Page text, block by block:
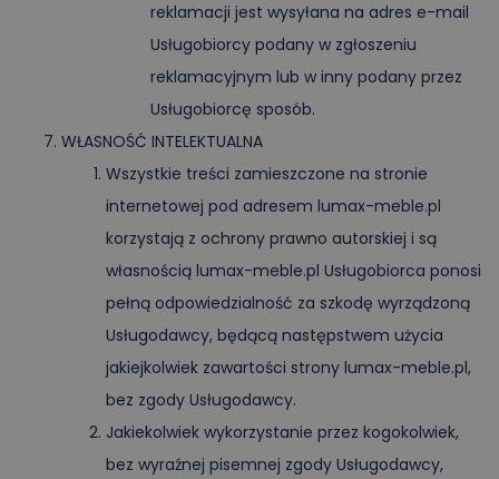
reklamacji jest wysyłana na adres e-mail
Usługobiorcy podany w zgłoszeniu
reklamacyjnym lub w inny podany przez
Usługobiorcę sposób.
WŁASNOŚĆ INTELEKTUALNA
Wszystkie treści zamieszczone na stronie
internetowej pod adresem lumax-meble.pl
korzystają z ochrony prawno autorskiej i są
własnością lumax-meble.pl Usługobiorca ponosi
pełną odpowiedzialność za szkodę wyrządzoną
Usługodawcy, będącą następstwem użycia
jakiejkolwiek zawartości strony lumax-meble.pl,
bez zgody Usługodawcy.
Jakiekolwiek wykorzystanie przez kogokolwiek,
bez wyraźnej pisemnej zgody Usługodawcy,